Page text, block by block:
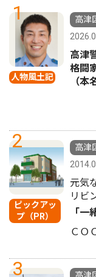
1
人物風土記
高津
高津
格闘
（
2
ピックアッ
プ（PR）
高津
元気
リビ
「一
ＣＯ
3
高津